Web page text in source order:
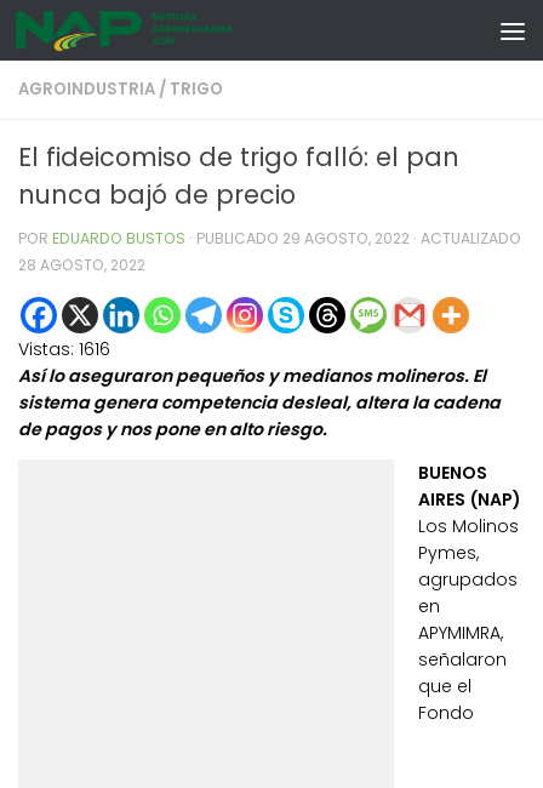
Skip to content
AGROINDUSTRIA / TRIGO
El fideicomiso de trigo falló: el pan
nunca bajó de precio
POR EDUARDO BUSTOS · PUBLICADO 29 AGOSTO, 2022 · ACTUALIZADO
28 AGOSTO, 2022
Vistas: 1616
Así lo aseguraron pequeños y medianos molineros. El
sistema genera competencia desleal, altera la cadena
de pagos y nos pone en alto riesgo.
BUENOS
AIRES (NAP)
Los Molinos
Pymes,
agrupados
en
APYMIMRA,
señalaron
que el
Fondo